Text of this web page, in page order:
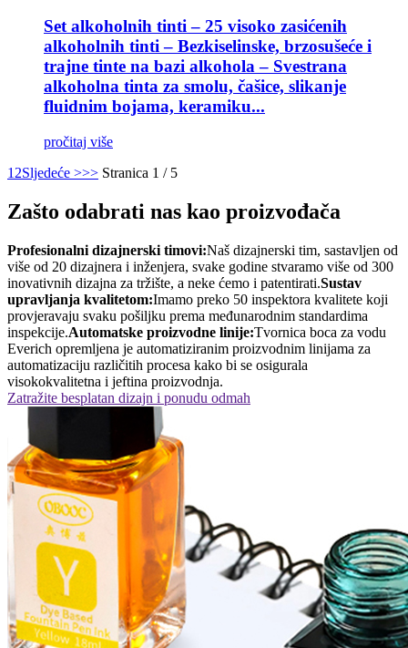
Set alkoholnih tinti – 25 visoko zasićenih
alkoholnih tinti – Bezkiselinske, brzosušeće i
trajne tinte na bazi alkohola – Svestrana
alkoholna tinta za smolu, čašice, slikanje
fluidnim bojama, keramiku...
pročitaj više
1 2Sljedeće >>> Stranica 1 / 5
Zašto odabrati nas kao proizvođača
Profesionalni dizajnerski timovi:Naš dizajnerski tim, sastavljen od
više od 20 dizajnera i inženjera, svake godine stvaramo više od 300
inovativnih dizajna za tržište, a neke ćemo i patentirati.Sustav
upravljanja kvalitetom:Imamo preko 50 inspektora kvalitete koji
provjeravaju svaku pošiljku prema međunarodnim standardima
inspekcije.Automatske proizvodne linije:Tvornica boca za vodu
Everich opremljena je automatiziranim proizvodnim linijama za
automatizaciju različitih procesa kako bi se osigurala
visokokvalitetna i jeftina proizvodnja.
Zatražite besplatan dizajn i ponudu odmah